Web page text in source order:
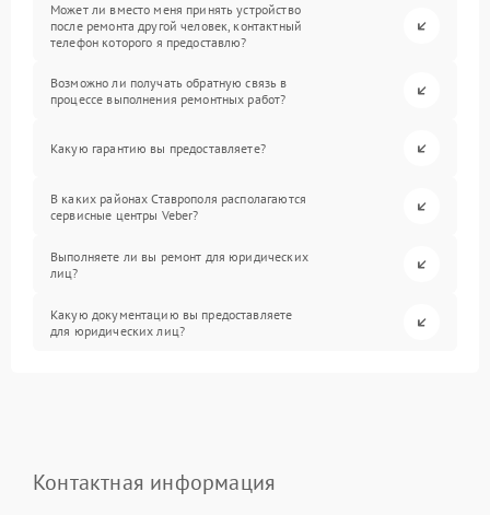
Может ли вместо меня принять устройство
после ремонта другой человек, контактный
телефон которого я предоставлю?
Возможно ли получать обратную связь в
процессе выполнения ремонтных работ?
Какую гарантию вы предоставляете?
В каких районах Ставрополя располагаются
сервисные центры Veber?
Выполняете ли вы ремонт для юридических
лиц?
Какую документацию вы предоставляете
для юридических лиц?
Контактная информация